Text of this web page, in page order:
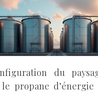
du
propane